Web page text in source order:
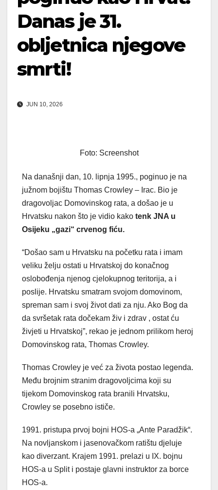
Danas je 31.
obljetnica njegove
smrti!
JUN 10, 2026
Foto: Screenshot
Na današnji dan, 10. lipnja 1995., poginuo je na
južnom bojištu Thomas Crowley – Irac. Bio je
dragovoljac Domovinskog rata, a došao je u
Hrvatsku nakon što je vidio kako tenk JNA u
Osijeku „gazi“ crvenog fiću.
“Došao sam u Hrvatsku na početku rata i imam
veliku želju ostati u Hrvatskoj do konačnog
oslobođenja njenog cjelokupnog teritorija, a i
poslije. Hrvatsku smatram svojom domovinom,
spreman sam i svoj život dati za nju. Ako Bog da
da svršetak rata dočekam živ i zdrav , ostat ću
živjeti u Hrvatskoj”, rekao je jednom prilikom heroj
Domovinskog rata, Thomas Crowley.
Thomas Crowley je već za života postao legenda.
Među brojnim stranim dragovoljcima koji su
tijekom Domovinskog rata branili Hrvatsku,
Crowley se posebno ističe.
1991. pristupa prvoj bojni HOS-a „Ante Paradžik“.
Na novljanskom i jasenovačkom ratištu djeluje
kao diverzant. Krajem 1991. prelazi u IX. bojnu
HOS-a u Split i postaje glavni instruktor za borce
HOS-a.